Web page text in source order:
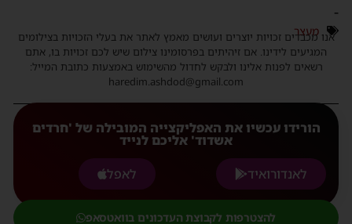
-
מעצר
אנו מכבדים זכויות יוצרים ועושים מאמץ לאתר את בעלי הזכויות בצילומים
המגיעים לידינו. אם זיהיתים בפרסומינו צילום שיש לכם זכויות בו, אתם
רשאים לפנות אלינו ולבקש לחדול מהשימוש באמצעות כתובת המייל:
haredim.ashdod@gmail.com
הורידו עכשיו את האפליקצייה המובילה של 'חרדים
אשדוד' אליכם לנייד
לאנדורואיד
לאפל
להצטרפות לקבוצת העדכונים בוואטסאפ